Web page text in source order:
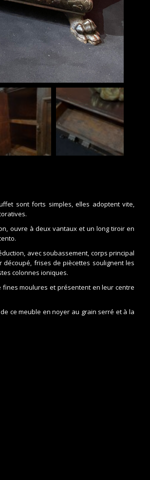
sont forts simples, elles adoptent vite,
ouvre à deux vantaux et un long tiroir en
avec soubassement, corps principal
découpé, frises de piècettes soulignent les
colonnes ioniques.
moulures et présentent en leur centre
ce meuble en noyer au grain serré et à la